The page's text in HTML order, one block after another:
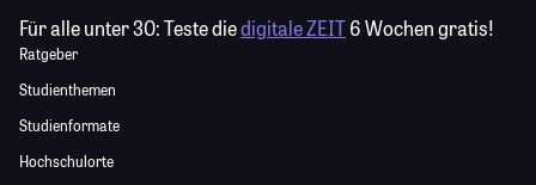
Für alle unter 30:Teste diedigitale ZEIT6 Wochen gratis!
Ratgeber
Studienthemen
Studienformate
Hochschulorte